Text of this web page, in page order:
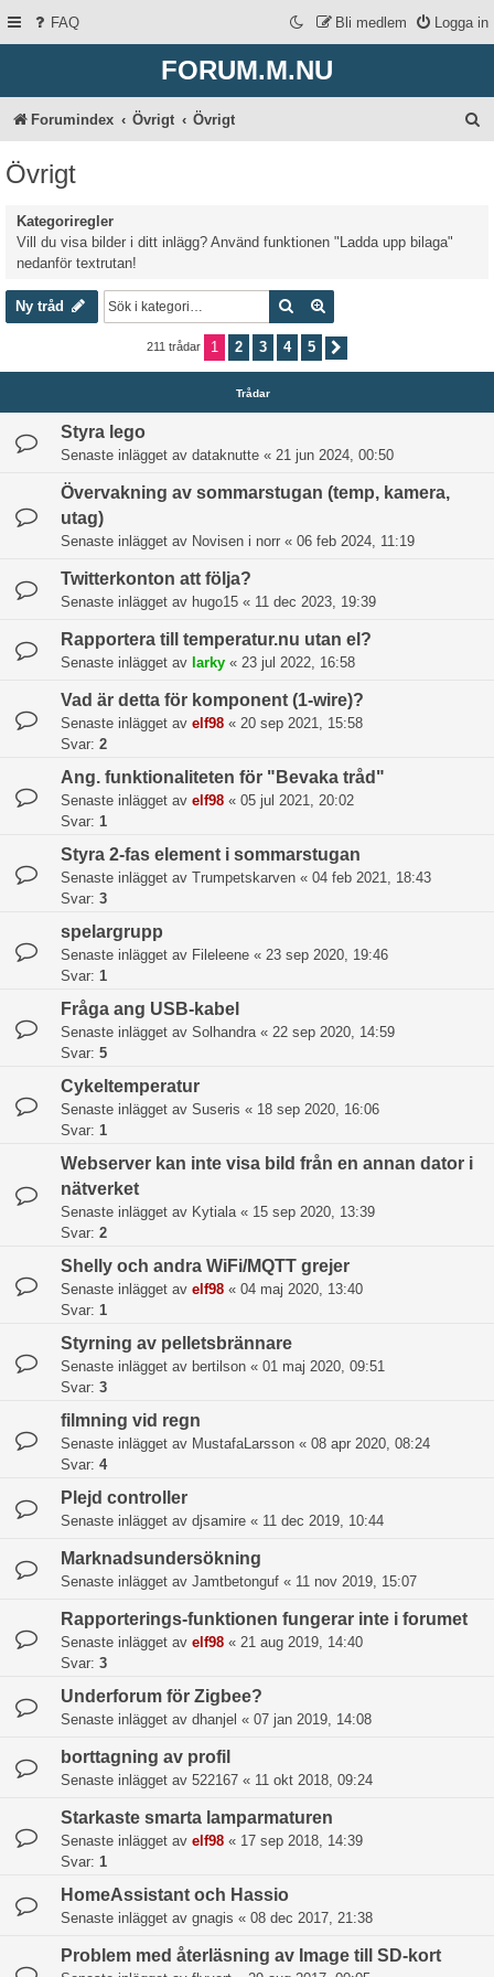
FAQ Logga in
Bli medlem
FORUM.M.NU
Forumindex Övrigt Övrigt
Övrigt
Kategoriregler
Vill du visa bilder i ditt inlägg? Använd funktionen "Ladda upp bilaga"
nedanför textrutan!
Ny tråd Sök
211 trådar 1 2 3 4 5
Trådar
Styra lego
Senaste inlägget av dataknutte « 21 jun 2024, 00:50
Övervakning av sommarstugan (temp, kamera,
utag)
Senaste inlägget av Novisen i norr « 06 feb 2024, 11:19
Twitterkonton att följa?
Senaste inlägget av hugo15 « 11 dec 2023, 19:39
Rapportera till temperatur.nu utan el?
Senaste inlägget av larky « 23 jul 2022, 16:58
Vad är detta för komponent (1-wire)?
Senaste inlägget av elf98 « 20 sep 2021, 15:58
Svar: 2
Ang. funktionaliteten för "Bevaka tråd"
Senaste inlägget av elf98 « 05 jul 2021, 20:02
Svar: 1
Styra 2-fas element i sommarstugan
Senaste inlägget av Trumpetskarven « 04 feb 2021, 18:43
Svar: 3
spelargrupp
Senaste inlägget av Fileleene « 23 sep 2020, 19:46
Svar: 1
Fråga ang USB-kabel
Senaste inlägget av Solhandra« 22 sep 2020, 14:59
Svar: 5
Cykeltemperatur
Senaste inlägget av Suseris « 18 sep 2020, 16:06
Svar: 1
Webserver kan inte visa bild från en annan dator i
nätverket
Senaste inlägget av Kytiala« 15 sep 2020, 13:39
Svar: 2
Shelly och andra WiFi/MQTT grejer
Senaste inlägget av elf98 « 04 maj 2020, 13:40
Svar: 1
Styrning av pelletsbrännare
Senaste inlägget av bertilson « 01 maj 2020, 09:51
Svar: 3
filmning vid regn
Senaste inlägget av MustafaLarsson « 08 apr 2020, 08:24
Svar: 4
Plejd controller
Senaste inlägget av djsamire « 11 dec 2019, 10:44
Marknadsundersökning
Senaste inlägget av Jamtbetonguf « 11 nov 2019, 15:07
Rapporterings-funktionen fungerar inte i forumet
Senaste inlägget av elf98 « 21 aug 2019, 14:40
Svar: 3
Underforum för Zigbee?
Senaste inlägget av dhanjel « 07 jan 2019, 14:08
borttagning av profil
Senaste inlägget av 522167 « 11 okt 2018, 09:24
Starkaste smarta lamparmaturen
Senaste inlägget av elf98 « 17 sep 2018, 14:39
Svar: 1
HomeAssistant och Hassio
Senaste inlägget av gnagis « 08 dec 2017, 21:38
Problem med återläsning av Image till SD-kort